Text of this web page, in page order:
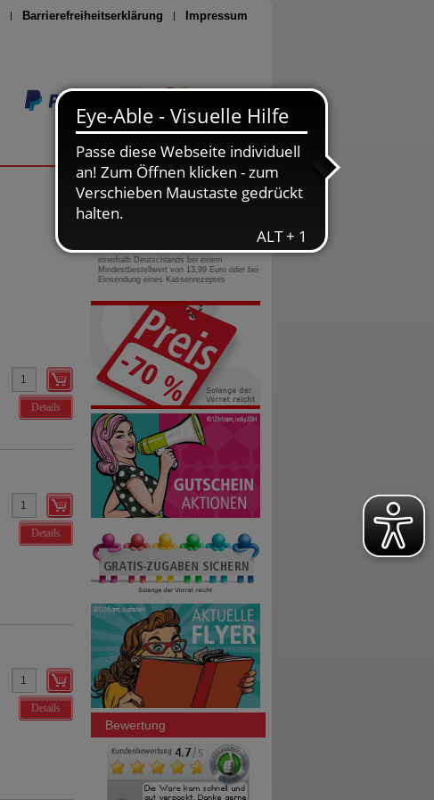
Barrierefreiheitserklärung Impressum
Seite drucken
Details
Details
Details
0800-10 11 422
gebührenfreie Rufnummer
innerhalb Deutschlands bei einem
Mindestbestellwert von 13,99 Euro oder bei
Einsendung eines Kassenrezeptes
Bewertung